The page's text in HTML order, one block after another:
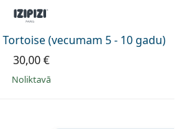
(vecumam 5 - 10 gadu)
30,00 €
Noliktavā